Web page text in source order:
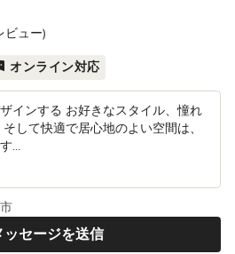
ビュー)
オンライン対応
インする お好きなスタイル、憧れ
して快適で居心地のよい空間は、
...
ッセージを送信